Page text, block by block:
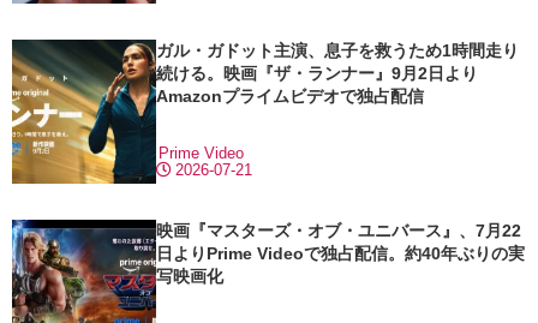
ガル・ガドット主演、息子を救うため1時間走り
続ける。映画『ザ・ランナー』9月2日より
Amazonプライムビデオで独占配信
2026-07-21
Prime Video
映画『マスターズ・オブ・ユニバース』、7月22
日よりPrime Videoで独占配信。約40年ぶりの実
写映画化